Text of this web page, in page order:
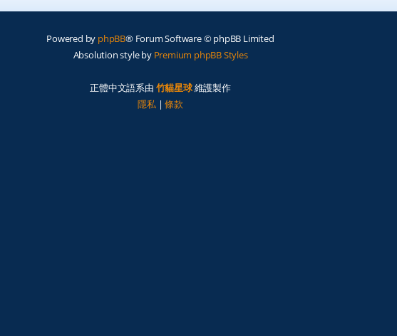
Powered by phpBB® Forum Software © phpBB Limited
Absolution style by Premium phpBB Styles
正體中文語系由 竹貓星球維護製作
隱私|條款